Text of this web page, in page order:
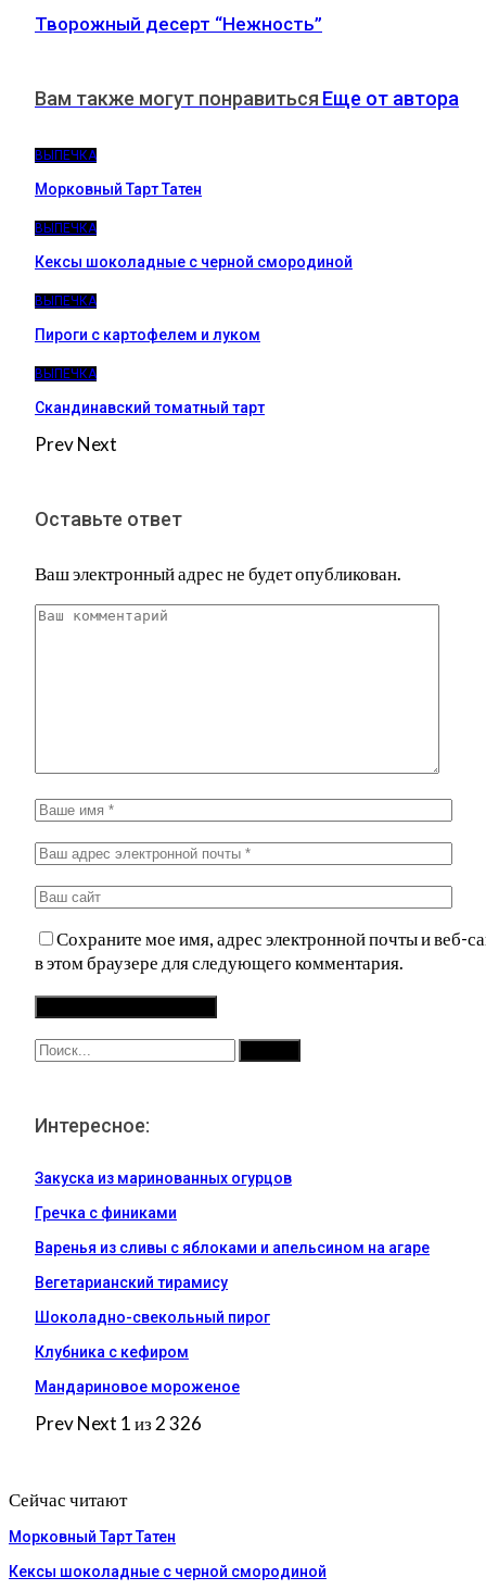
Творожный десерт “Нежность”
Вам также могут понравиться Еще от автора
ВЫПЕЧКА
Морковный Тарт Татен
ВЫПЕЧКА
Кексы шоколадные с черной смородиной
ВЫПЕЧКА
Пироги c картофелем и луком
ВЫПЕЧКА
Скандинавский томатный тарт
PrevNext
Оставьте ответ
Ваш электронный адрес не будет опубликован.
Сохраните мое имя, адрес электронной почты и веб-
в этом браузере для следующего комментария.
Интересное:
Закуска из маринованных огурцов
Гречка с финиками
Варенья из сливы с яблоками и апельсином на агаре
Вегетарианский тирамису
Шоколадно-свекольный пирог
Клубника с кефиром
Мандариновое мороженое
PrevNext 1 из 2 326
Сейчас читают
Морковный Тарт Татен
Кексы шоколадные с черной смородиной